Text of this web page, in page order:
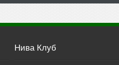
Нива Клуб